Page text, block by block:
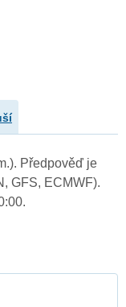
Předpověď je
GFS, ECMWF).